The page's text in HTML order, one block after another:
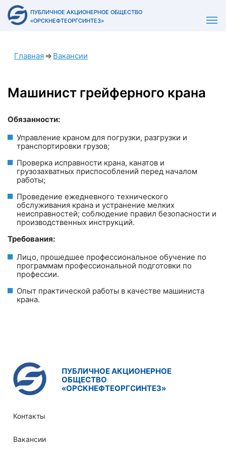
ПУБЛИЧНОЕ АКЦИОНЕРНОЕ ОБЩЕСТВО
«ОРСКНЕФТЕОРГСИНТЕЗ»
Главная⇒ Вакансии
Машинист грейферного крана
Обязанности:
Управление краном для погрузки, разгрузки и
транспортировки грузов;
Проверка исправности крана, канатов и
грузозахватных приспособлений перед началом
работы;
Проведение ежедневного технического
обслуживания крана и устранение мелких
неисправностей; соблюдение правил безопасности и
производственных инструкций.
Требования:
Лицо, прошедшее профессиональное обучение по
программам профессиональной подготовки по
профессии.
Опыт практической работы в качестве машиниста
крана.
ПУБЛИЧНОЕ АКЦИОНЕРНОЕ
ОБЩЕСТВО
«ОРСКНЕФТЕОРГСИНТЕЗ»
Контакты
Вакансии